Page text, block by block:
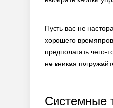
Пусть вас не
хорошего
предполагать чего-
не вникая
Системные